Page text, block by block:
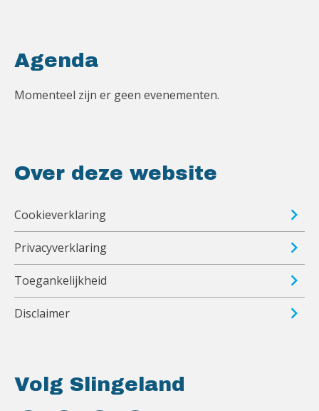
Volg Slingeland
Agenda
Momenteel zijn er geen evenementen.
Over deze website
Cookieverklaring
Privacyverklaring
Toegankelijkheid
Disclaimer